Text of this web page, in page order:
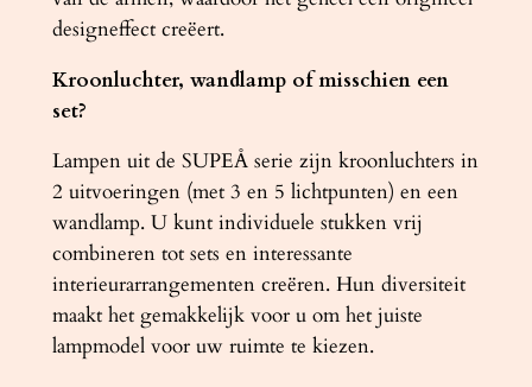
ldesigneffect creëert.
Kroonluchter, wandlamp of misschien een
set?
Lampen uit de SUPEÅ serie zijn kroonluchters in
2 uitvoeringen (met 3 en 5 lichtpunten) en een
wandlamp. U kunt individuele stukken vrij
combineren tot sets en interessante
interieurarrangementen creëren. Hun diversiteit
maakt het gemakkelijk voor u om het juiste
lampmodel voor uw ruimte te kiezen.